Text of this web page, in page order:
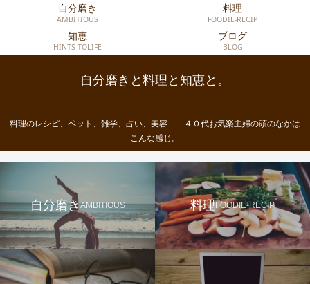
自分磨きと料理と知恵と。
料理のレシピ、ペット、雑学、占い、美容……４０代お気楽主婦の頭のなかは
こんな感じ。
自分磨き
AMBITIOUS
料理
FOODIE-RECIP
知恵
HINTS TOLIFE
ブログ
BLOG
自分磨きAMBITIOUS 料理FOODIE-RECIP